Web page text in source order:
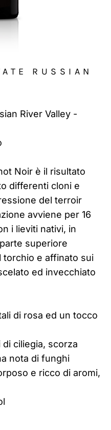
RUSSIAN
River Valley -
Noir è il risultato
differenti cloni e
del terroir
avviene per 16
i lieviti nativi, in
superiore
torchio e affinato sui
ed invecchiato
di rosa ed un tocco
ciliegia, scorza
nota di funghi
e ricco di aromi,